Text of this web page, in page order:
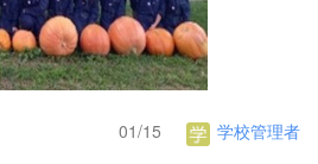
01/15 学校管理者